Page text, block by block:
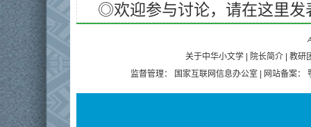
◎欢迎参与讨论，请在这里发
关于中华小文学 院长简介
教研
监督管理：
国家互联网信息办公室 | 网站备案：